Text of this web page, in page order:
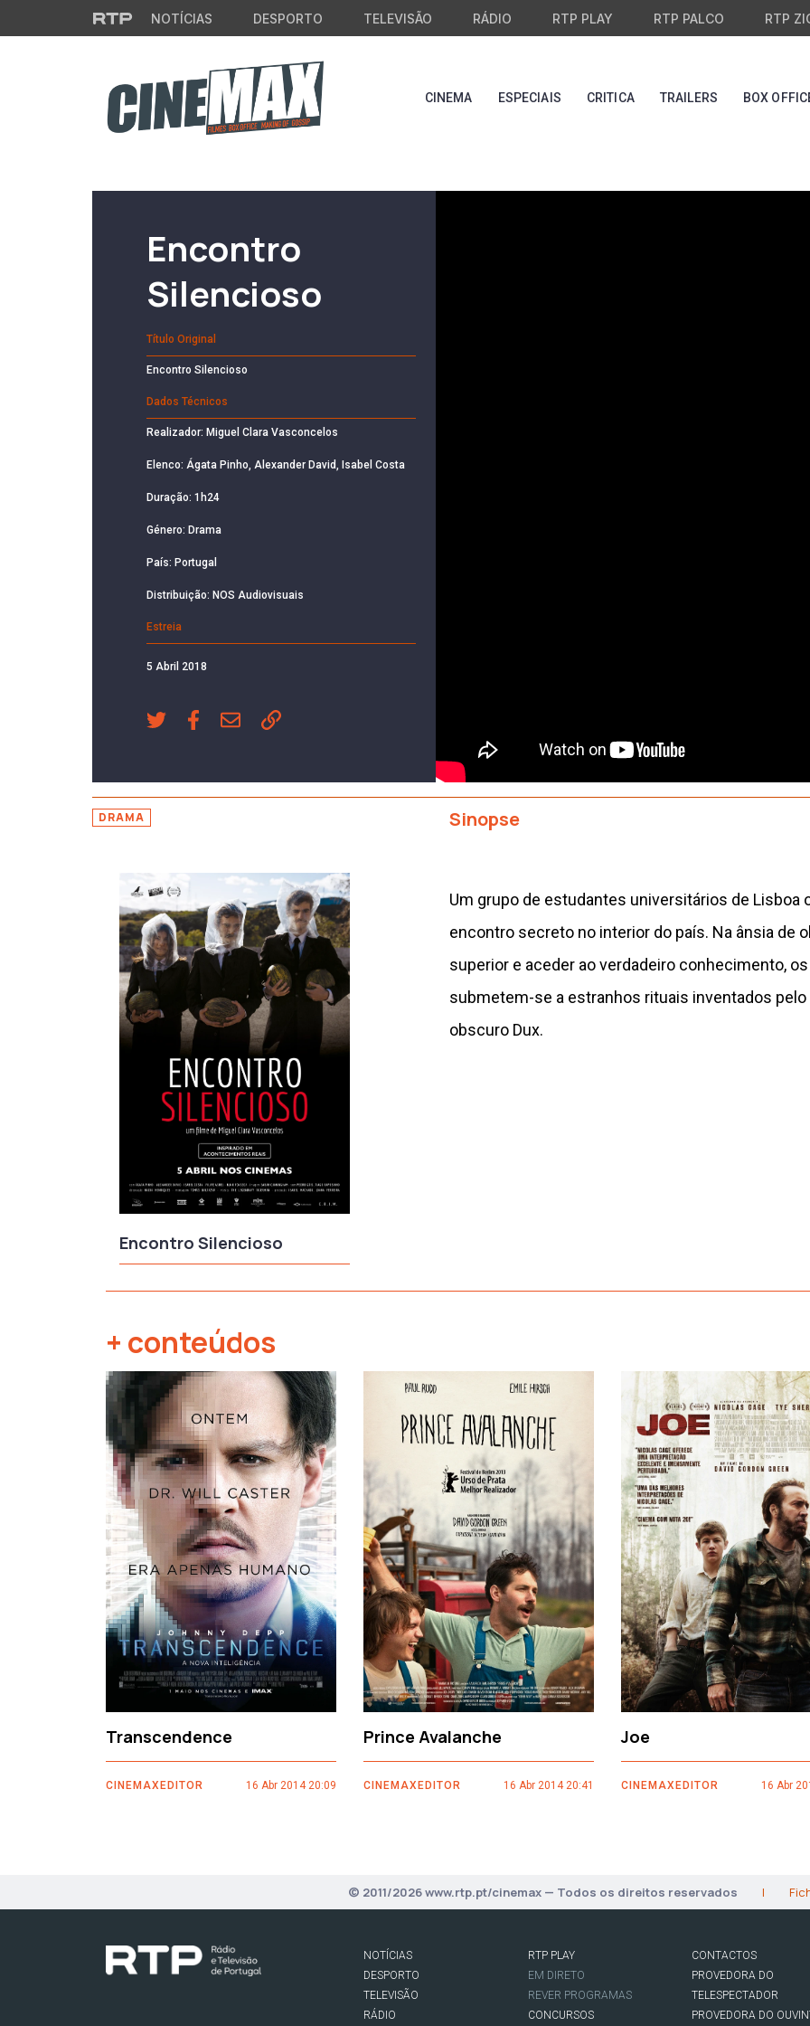
Saltar para o conteúdo principal
NOTÍCIAS DESPORTO TELEVISÃO RÁDIO RTP PLAY RTP PALCO RTP
CINEMA ESPECIAIS CRITICA TRAILERS BOX
Encontro
Silencioso
Título Original
Encontro Silencioso
Dados Técnicos
Realizador: Miguel Clara Vasconcelos
Elenco: Ágata Pinho, Alexander David, Isabel Costa
Duração: 1h24
Género: Drama
País: Portugal
Distribuição: NOS Audiovisuais
Estreia
5 Abril 2018
DRAMA Sinopse
Encontro Silencioso
Um grupo de estudantes universitários de Lisboa
encontro secreto no interior do país. Na ânsia de
superior e aceder ao verdadeiro conhecimento,
submetem-se a estranhos rituais inventados pelo
obscuro Dux.
+ conteúdos
Transcendence
CINEMAXEDITOR 16 Abr 2014 20:09
Prince Avalanche
CINEMAXEDITOR 16 Abr 2014 20:41
Joe
CINEMAXEDITOR 16 Abr
‹
© 2011/2026 www.rtp.pt/cinemax — Todos os direitos reservados |
NOTÍCIAS
DESPORTO
TELEVISÃO
RÁDIO
RTP PLAY
EM DIRETO
REVER PROGRAMAS
CONCURSOS
CONTACTOS
PROVEDORA DO
TELESPECTADOR
PROVEDORA DO